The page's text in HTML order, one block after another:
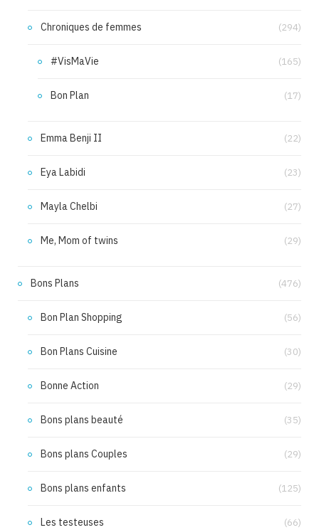
Chroniques de femmes (294)
#VisMaVie (165)
Bon Plan (17)
Emma Benji II (22)
Eya Labidi (23)
Mayla Chelbi (27)
Me, Mom of twins (29)
Bons Plans (476)
Bon Plan Shopping (56)
Bon Plans Cuisine (30)
Bonne Action (29)
Bons plans beauté (35)
Bons plans Couples (29)
Bons plans enfants (125)
Les testeuses (66)